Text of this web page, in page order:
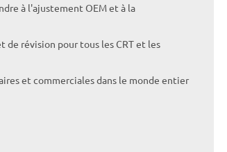
à l'ajustement OEM et à la
de révision pour tous les CRT et les
et commerciales dans le monde entier